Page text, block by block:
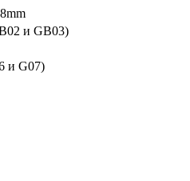
и GB03)
и G07)